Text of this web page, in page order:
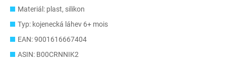
Materiál: plast, silikon
Typ: kojenecká láhev 6+ mois
EAN: 9001616667404
ASIN: B00CRNNIK2